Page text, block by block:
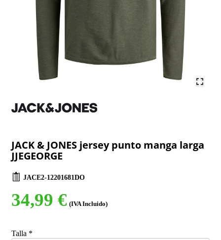
JACK & JONES jersey punto manga larga
JJEGEORGE
JACE2-12201681DO
34,99 € (IVA Incluido)
Talla *